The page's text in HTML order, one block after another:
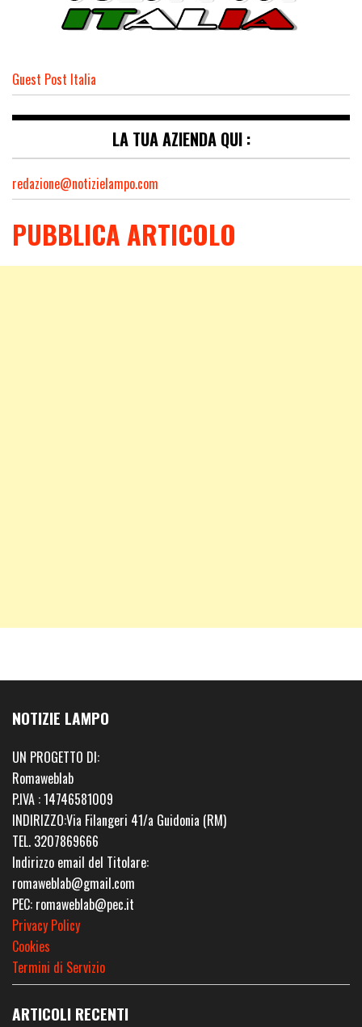
Guest Post Italia
LA TUA AZIENDA QUI :
redazione@notizielampo.com
PUBBLICA ARTICOLO
NOTIZIE LAMPO
UN PROGETTO DI:
Romaweblab
P.IVA : 14746581009
INDIRIZZO:Via Filangeri 41/a Guidonia (RM)
TEL. 3207869666
Indirizzo email del Titolare:
romaweblab@gmail.com
PEC: romaweblab@pec.it
Privacy Policy
Cookies
Termini di Servizio
ARTICOLI RECENTI